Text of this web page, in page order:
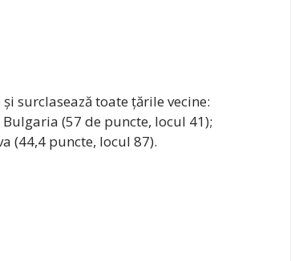
surclasează toate țările vecine:
(57 de puncte, locul 41);
(44,4 puncte, locul 87).